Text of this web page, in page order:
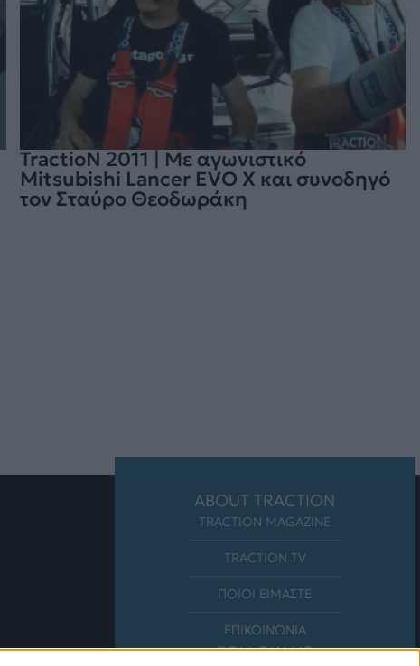
TractioN 2011 | Με αγωνιστικό
Mitsubishi Lancer EVO X και συνοδηγό
τον Σταύρο Θεοδωράκη
ABOUT TRACTION
TRACTION MAGAZINE
TRACTION TV
ΠΟΙΟΙ ΕΙΜΑΣΤΕ
ΕΠΙΚΟΙΝΩΝΙΑ
FOLLOW US